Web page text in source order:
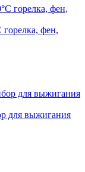
фен,
для выжигания